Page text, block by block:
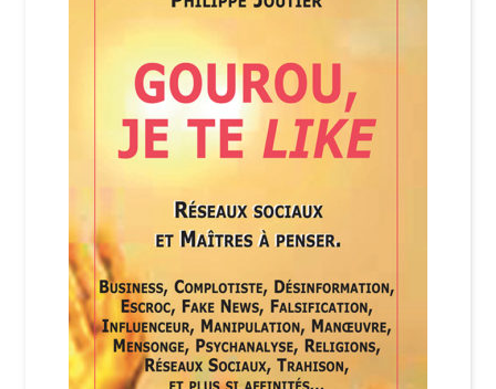
Livres de Philippe Randa
Login Customizer
Nous Contacter
Politique de confidentialité et cookies
Qui sommes-nous ?
Soutien à Philippe Randa
Suivi de la Commande